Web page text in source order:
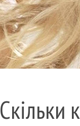
Скільки